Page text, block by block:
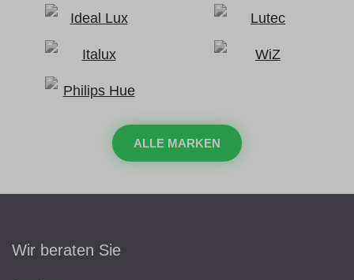
ALLE MARKEN
Wir beraten Sie